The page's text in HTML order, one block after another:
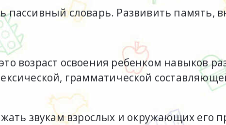
пассивный словарь. Развивить память,
возраст освоения ребенком навыков
грамматической
звукам взрослых и окружающих его